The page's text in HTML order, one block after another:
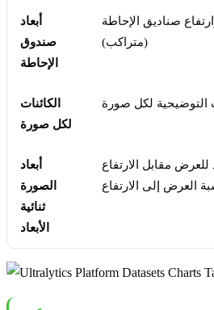
أبعاد
صندوق
الإحاطة
صناديق الإحاطة
(متراكب)
الكائنات
لكل صورة
التوضيحية لكل صورة
أبعاد
الصورة
ثنائية
الأبعاد
للعرض مقابل الارتفاع
العرض إلى الارتفاع